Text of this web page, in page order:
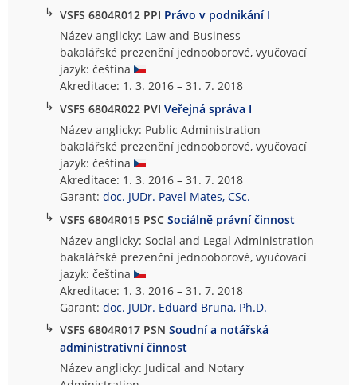
↳ VSFS 6804R012 PPI Právo v podnikání I
Název anglicky: Law and Business
bakalářské prezenční jednooborové, vyučovací
jazyk: čeština
Akreditace: 1. 3. 2016 – 31. 7. 2018
↳ VSFS 6804R022 PVIVeřejná správa I
Název anglicky: Public Administration
bakalářské prezenční jednooborové, vyučovací
jazyk: čeština
Akreditace: 1. 3. 2016 – 31. 7. 2018
Garant:doc. JUDr. Pavel Mates, CSc.
↳ VSFS 6804R015 PSCSociálně právní činnost
Název anglicky: Social and Legal Administration
bakalářské prezenční jednooborové, vyučovací
jazyk: čeština
Akreditace: 1. 3. 2016 – 31. 7. 2018
Garant:doc. JUDr. Eduard Bruna, Ph.D.
↳ VSFS 6804R017 PSNSoudní a notářská
administrativní činnost
Název anglicky: Judical and Notary